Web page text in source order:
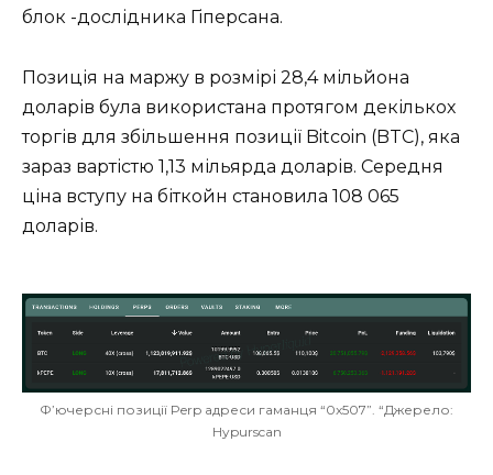
блок -дослідника Гіперсана.
Позиція на маржу в розмірі 28,4 мільйона
доларів була використана протягом декількох
торгів для збільшення позиції Bitcoin (BTC), яка
зараз вартістю 1,13 мільярда доларів. Середня
ціна вступу на біткойн становила 108 065
доларів.
Ф’ючерсні позиції Perp адреси гаманця “0x507”. “Джерело:
Hypurscan